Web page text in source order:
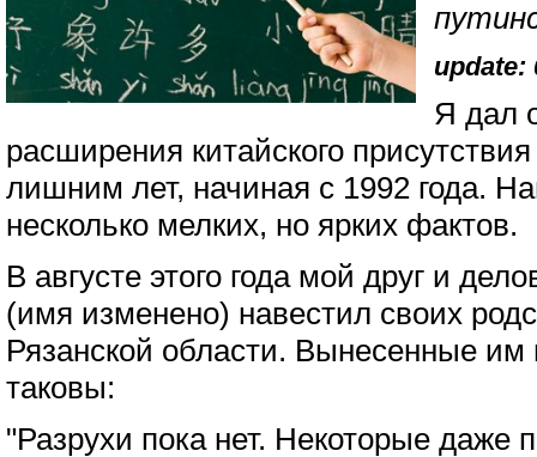
update:
Я дал
расширения китайского
лишним лет, начиная с 1992 года.
несколько мелких, но ярких фактов.
В августе этого года мой друг и
(имя изменено) навестил своих
Рязанской области. Вынесенные им
таковы:
"Разрухи пока нет. Некоторые даже